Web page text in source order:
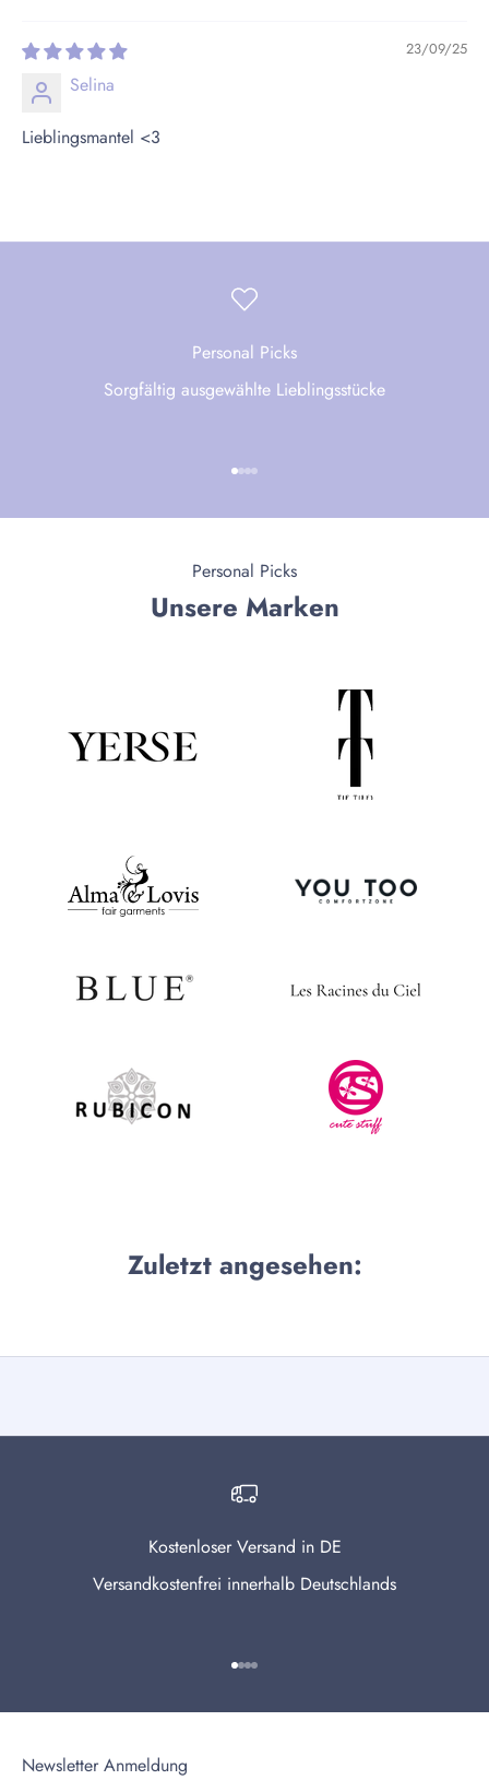
23/09/25
Selina
Lieblingsmantel <3
Personal Picks
Sorgfältig ausgewählte Lieblingsstücke
Gehe zu Element 1
Gehe zu Element 2
Gehe zu Element 3
Gehe zu Element 4
Personal Picks
Unsere Marken
Zuletzt angesehen:
Kostenloser Versand in DE
Versandkostenfrei innerhalb Deutschlands
Gehe zu Element 1
Gehe zu Element 2
Gehe zu Element 3
Gehe zu Element 4
Newsletter Anmeldung